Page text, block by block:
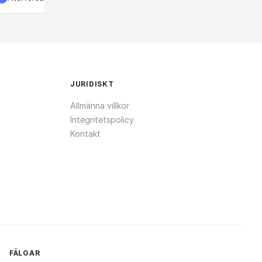
JURIDISKT
Allmänna villkor
Integritetspolicy
Kontakt
FÄLGAR